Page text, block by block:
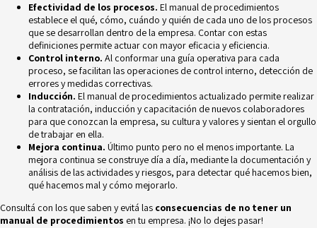
Efectividad de los procesos. El manual de procedimientos
establece el qué, cómo, cuándo y quién de cada uno de los procesos
que se desarrollan dentro de la empresa. Contar con estas
definiciones permite actuar con mayor eficacia y eficiencia.
Control interno. Al conformar una guía operativa para cada
proceso, se facilitan las operaciones de control interno, detección de
errores y medidas correctivas.
Inducción. El manual de procedimientos actualizado permite realizar
la contratación, inducción y capacitación de nuevos colaboradores
para que conozcan la empresa, su cultura y valores y sientan el orgullo
de trabajar en ella.
Mejora continua. Último punto pero no el menos importante. La
mejora continua se construye día a día, mediante la documentación y
análisis de las actividades y riesgos, para detectar qué hacemos bien,
qué hacemos mal y cómo mejorarlo.
Consultá con los que saben y evitá las consecuencias de no tener un
manual de procedimientos en tu empresa. ¡No lo dejes pasar!